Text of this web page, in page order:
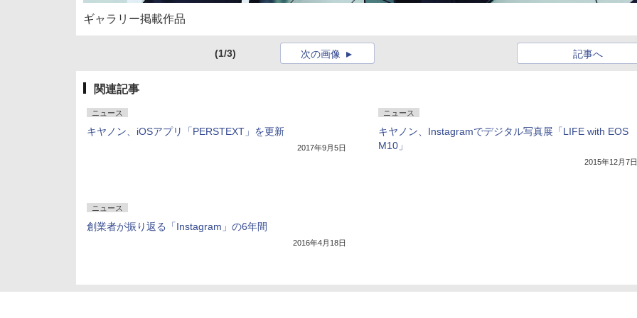
ギャラリー掲載作品
(1/3) 記事へ
次の画像
関連記事
ニュース
キヤノン、iOSアプリ「PERSTEXT」を更新
2017年9月5日
ニュース
キヤノン、Instagramでデジタル写真展「LIFE with EOS
M10」
2015年12月7日
ニュース
創業者が振り返る「Instagram」の6年間
2016年4月18日